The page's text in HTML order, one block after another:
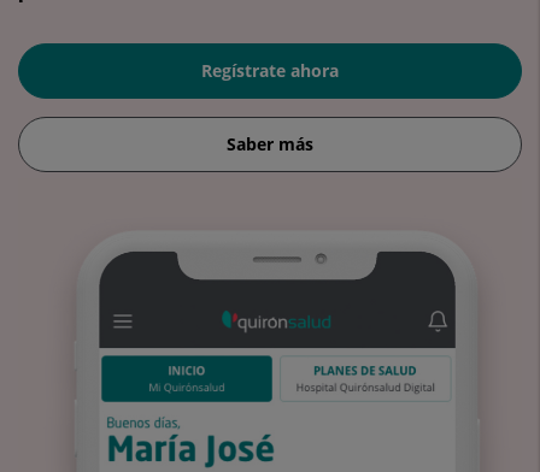
Regístrate ahora
Saber más